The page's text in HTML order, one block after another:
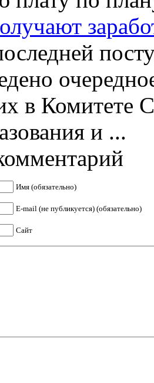
в Комитете
и ...
Имя (обязательно)
E-mail (не публикуется) (обязательно)
Сайт